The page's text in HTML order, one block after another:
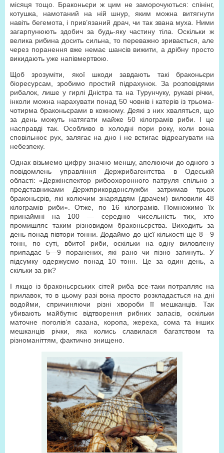
місяця тощо. Браконьєри ж цим не заморочуються: спінінг,
котушка, намотаний на ній шнур, яким можна витягнути
навіть бегемота, і прив’язаний драч, чи так звана муха. Ними
загарпунюють здобич за будь-яку частину тіла. Оскільки ж
велика рибина досить сильна, то переважно зривається, але
через поранення вже немає шансів вижити, а дрібну просто
викидають уже напівмертвою.
Щоб зрозуміти, якої шкоди завдають такі браконьєри
біоресурсам, зробимо простий підрахунок. За розповідями
рибалок, лише у гирлі Дністра та на Турунчуку, рукаві річки,
інколи можна нарахувати понад 50 човнів і катерів із трьома-
чотирма браконьєрами в кожному. Деякі з них хваляться, що
за день можуть натягати майже 50 кілограмів риби. І це
насправді так. Особливо в холодні пори року, коли вона
сповільнює рух, залягає на дно і не встигає відреагувати на
небезпеку.
Однак візьмемо цифру значно меншу, апелюючи до одного з
повідомлень управління Держрибагентства в Одеській
області: «Держінспектор рибоохоронного патруля спільно з
представниками Держприкордонслужби затримав трьох
браконьєрів, які колючим знаряддям (драчем) виловили 48
кілограмів риби». Отже, по 16 кілограмів. Помножимо їх
принаймні на 100 — середню чисельність тих, хто
промишляє таким різновидом браконьєрства. Виходить за
день понад півтори тонни. Додаймо до цієї кількості ще 8—9
тонн, по суті, вбитої риби, оскільки на одну виловлену
припадає 5—9 поранених, які рано чи пізно загинуть. У
підсумку одержуємо понад 10 тонн. Це за один день, а
скільки за рік?
І якщо із браконьєрських сітей риба все-таки потрапляє на
прилавок, то в цьому разі вона просто розкладається на дні
водойми, спричиняючи різні хвороби її мешканців. Так
убивають майбутнє відтворення рибних запасів, оскільки
маточне поголів’я сазана, коропа, жереха, сома та інших
мешканців річки, яка колись славилася багатством та
різноманіттям, фактично знищено.